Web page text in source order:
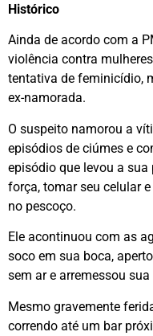
Histórico
Ainda de acordo com a
violência contra
tentativa de feminicídio,
ex-namorada.
O suspeito namorou a
episódios de ciúmes e
episódio que levou a
força, tomar seu celular
no pescoço.
Ele acontinuou com as
soco em sua boca,
sem ar e arremessou
Mesmo gravemente
correndo até um bar